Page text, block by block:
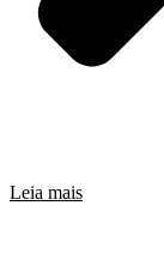
Leia mais